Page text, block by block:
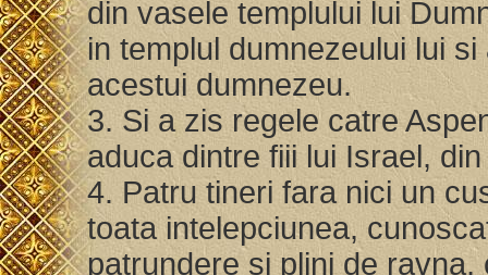
din vasele templului lui
in templul dumnezeului lui
acestui dumnezeu.
3. Si a zis regele catre
aduca dintre fiii lui Israel,
4. Patru tineri fara nici un
toata intelepciunea,
patrundere si plini de